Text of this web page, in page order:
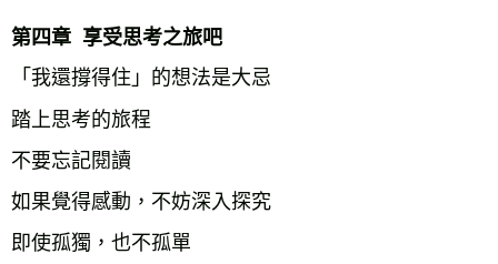
第四章  享受思考之旅吧
「我還撐得住」的想法是大忌
踏上思考的旅程
不要忘記閱讀
如果覺得感動，不妨深入探究
即使孤獨，也不孤單